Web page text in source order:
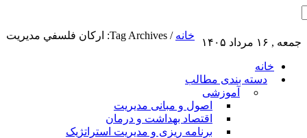
جمعه , ۱۶ مرداد ۱۴۰۵
خانه
دسته بندی مطالب
آموزشی
اصول و مبانی مدیریت
اقتصاد بهداشت و درمان
برنامه ریزی و مدیریت استراتژیک
خانه / Tag Archives: ارکان فلسفي مديريت